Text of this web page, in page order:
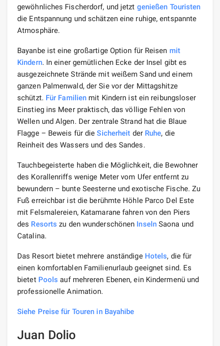
gewöhnliches Fischerdorf, und jetzt genießen Touristen
die Entspannung und schätzen eine ruhige, entspannte
Atmosphäre.
Bayanbe ist eine großartige Option für Reisen mit
Kindern. In einer gemütlichen Ecke der Insel gibt es
ausgezeichnete Strände mit weißem Sand und einem
ganzen Palmenwald, der Sie vor der Mittagshitze
schützt. Für Familien mit Kindern ist ein reibungsloser
Einstieg ins Meer praktisch, das völlige Fehlen von
Wellen und Algen. Der zentrale Strand hat die Blaue
Flagge – Beweis für dieSicherheit der Ruhe, die
Reinheit des Wassers und des Sandes.
Tauchbegeisterte haben die Möglichkeit, die Bewohner
des Korallenriffs wenige Meter vom Ufer entfernt zu
bewundern – bunte Seesterne und exotische Fische. Zu
Fuß erreichbar ist die berühmte Höhle Parco Del Este
mit Felsmalereien, Katamarane fahren von den Piers
des Resorts zu den wunderschönen InselnSaona und
Catalina.
Das Resort bietet mehrere anständige Hotels, die für
einen komfortablen Familienurlaub geeignet sind. Es
bietet Pools auf mehreren Ebenen, ein Kindermenü und
professionelle Animation.
Siehe Preise für Touren in Bayahibe
Juan Dolio